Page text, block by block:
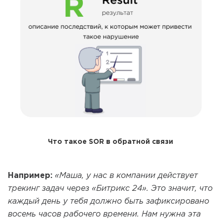
Что такое SOR в обратной связи
Например: «Маша, у нас в компании действует
трекинг задач через «Битрикс 24». Это значит, что
каждый день у тебя должно быть зафиксировано
восемь часов рабочего времени. Нам нужна эта